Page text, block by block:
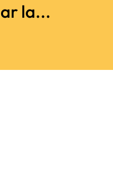
la...